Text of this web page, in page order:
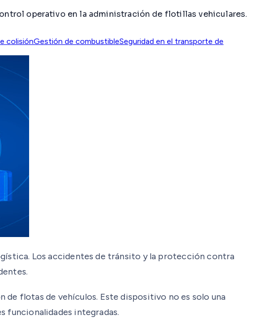
operativo en la administración de flotillas vehiculares.
colisiónGestión de combustibleSeguridad en el transporte de
Los accidentes de tránsito y la protección contra
flotas de vehículos. Este dispositivo no es solo una
funcionalidades integradas.